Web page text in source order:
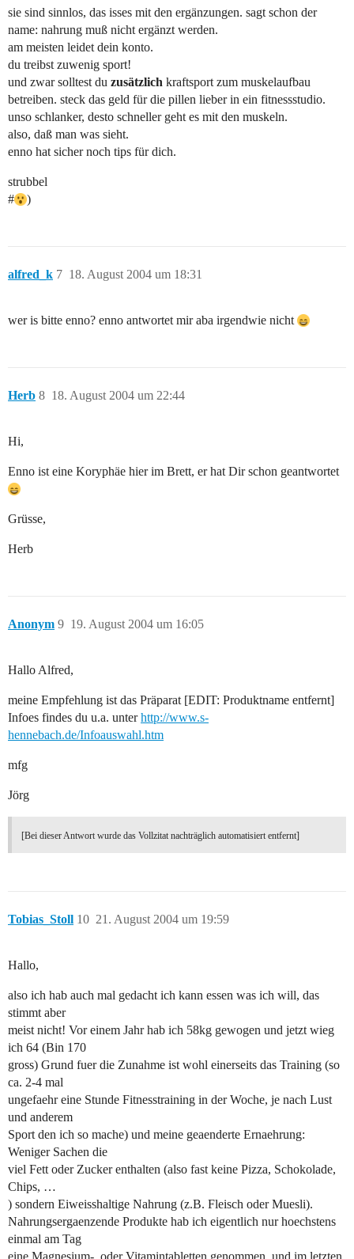
sie sind sinnlos, das isses mit den ergänzungen. sagt schon der
name: nahrung muß nicht ergänzt werden.
am meisten leidet dein konto.
du treibst zuwenig sport!
und zwar solltest du zusätzlich kraftsport zum muskelaufbau
betreiben. steck das geld für die pillen lieber in ein fitnessstudio.
unso schlanker, desto schneller geht es mit den muskeln.
also, daß man was sieht.
enno hat sicher noch tips für dich.
strubbel
#
)
alfred_k 18. August 2004 um 18:31
7
wer is bitte enno? enno antwortet mir aba irgendwie nicht
Herb 18. August 2004 um 22:44
8
Hi,
Enno ist eine Koryphäe hier im Brett, er hat Dir schon geantwortet
Grüsse,
Herb
Anonym 19. August 2004 um 16:05
9
Hallo Alfred,
meine Empfehlung ist das Präparat [EDIT: Produktname entfernt]
Infoes findes du u.a. unterhttp://www.s-
hennebach.de/Infoauswahl.htm
mfg
Jörg
[Bei dieser Antwort wurde das Vollzitat nachträglich automatisiert entfernt]
Tobias_Stoll 21. August 2004 um 19:59
10
Hallo,
also ich hab auch mal gedacht ich kann essen was ich will, das
stimmt aber
meist nicht! Vor einem Jahr hab ich 58kg gewogen und jetzt wieg
ich 64 (Bin 170
gross) Grund fuer die Zunahme ist wohl einerseits das Training (so
ca. 2-4 mal
ungefaehr eine Stunde Fitnesstraining in der Woche, je nach Lust
und anderem
Sport den ich so mache) und meine geaenderte Ernaehrung:
Weniger Sachen die
viel Fett oder Zucker enthalten (also fast keine Pizza, Schokolade,
Chips, …
) sondern Eiweisshaltige Nahrung (z.B. Fleisch oder Muesli).
Nahrungsergaenzende Produkte hab ich eigentlich nur hoechstens
einmal am Tag
eine Magnesium-, oder Vitamintabletten genommen, und im letzten